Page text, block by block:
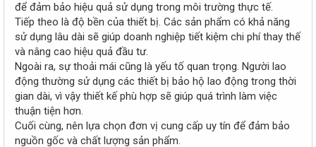
để đảm bảo hiệu quả sử dụng trong môi trường thực tế.
Tiếp theo là độ bền của thiết bị. Các sản phẩm có khả năng
sử dụng lâu dài sẽ giúp doanh nghiệp tiết kiệm chi phí thay thế
và nâng cao hiệu quả đầu tư.
Ngoài ra, sự thoải mái cũng là yếu tố quan trọng. Người lao
động thường sử dụng các thiết bị bảo hộ lao động trong thời
gian dài, vì vậy thiết kế phù hợp sẽ giúp quá trình làm việc
thuận tiện hơn.
Cuối cùng, nên lựa chọn đơn vị cung cấp uy tín để đảm bảo
nguồn gốc và chất lượng sản phẩm.